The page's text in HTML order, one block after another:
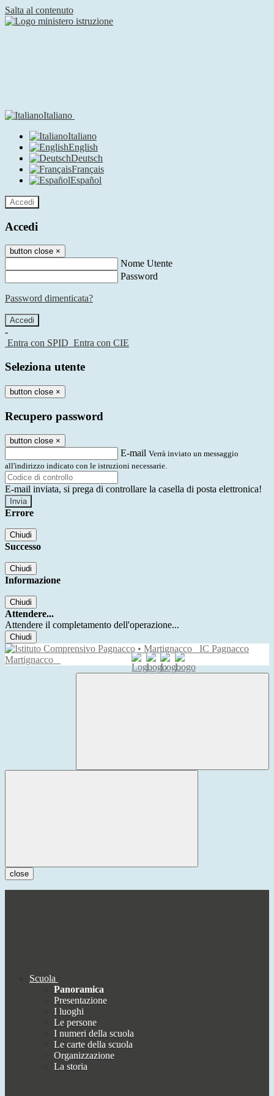
Salta al contenuto
Italiano
Italiano
English
Deutsch
Français
Español
Accedi
Accedi
button close ×
Nome Utente
Password
Password dimenticata?
-
Entra con SPID Entra con CIE
Seleziona utente
button close ×
Recupero password
button close ×
E-mail Verrà inviato un messaggio
all'indirizzo indicato con le istruzioni necessarie.
E-mail inviata, si prega di controllare la casella di posta elettronica!
Errore
Chiudi
Successo
Chiudi
Informazione
Chiudi
Attendere...
Attendere il completamento dell'operazione...
Chiudi
IC Pagnacco
Martignacco
close
Scuola
Panoramica
Presentazione
I luoghi
Le persone
I numeri della scuola
Le carte della scuola
Organizzazione
La storia